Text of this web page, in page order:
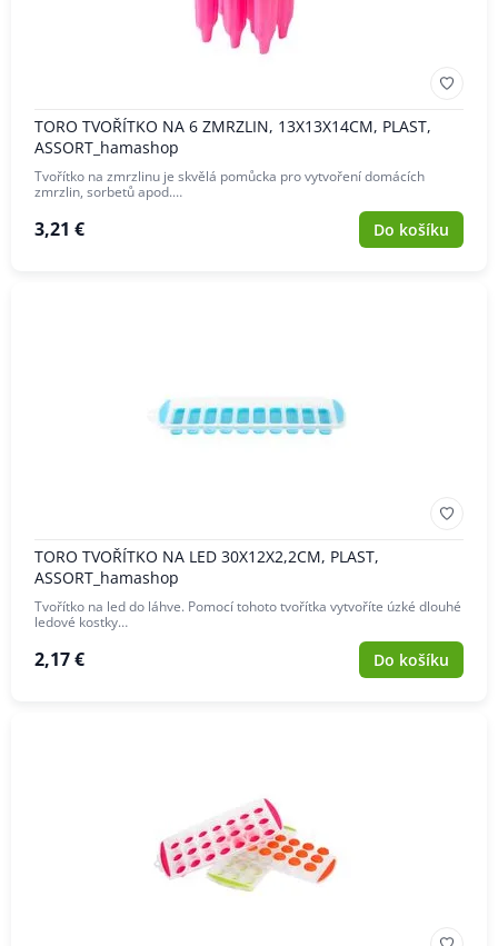
TORO TVOŘÍTKO NA 6 ZMRZLIN, 13X13X14CM, PLAST,
ASSORT_hamashop
Tvořítko na zmrzlinu je skvělá pomůcka pro vytvoření domácích
zmrzlin, sorbetů apod.…
3,21 € Do košíku
TORO TVOŘÍTKO NA LED 30X12X2,2CM, PLAST,
ASSORT_hamashop
Tvořítko na led do láhve. Pomocí tohoto tvořítka vytvoříte úzké dlouhé
ledové kostky…
2,17 € Do košíku